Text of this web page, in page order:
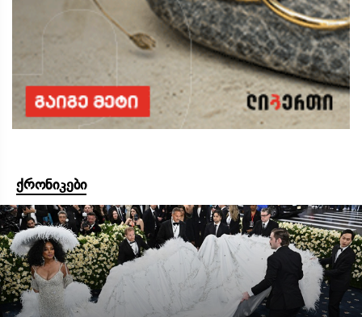
ქრონიკები